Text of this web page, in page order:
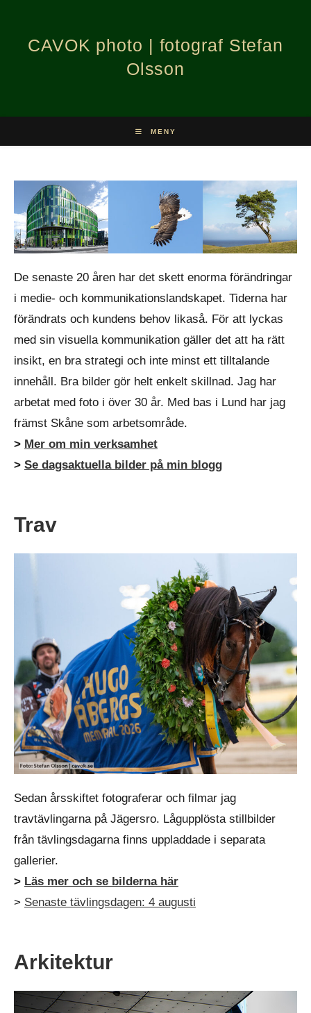
innehålletCAVOK photo | fotograf Stefan
Olsson
MENY
De senaste 20 åren har det skett enorma förändringar
i medie- och kommunikationslandskapet. Tiderna har
förändrats och kundens behov likaså. För att lyckas
med sin visuella kommunikation gäller det att ha rätt
insikt, en bra strategi och inte minst ett tilltalande
innehåll. Bra bilder gör helt enkelt skillnad. Jag har
arbetat med foto i över 30 år. Med bas i Lund har jag
främst Skåne som arbetsområde.
> Mer om min verksamhet
> Se dagsaktuella bilder på min blogg
Trav
Sedan årsskiftet fotograferar och filmar jag
travtävlingarna på Jägersro. Lågupplösta stillbilder
från tävlingsdagarna finns uppladdade i separata
gallerier.
> Läs mer och se bilderna här
> Senaste tävlingsdagen: 4 augusti
Arkitektur